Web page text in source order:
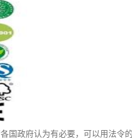
国政府认为有必要，可以用法